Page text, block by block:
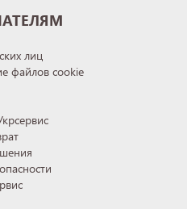
лиц
файлов cookie